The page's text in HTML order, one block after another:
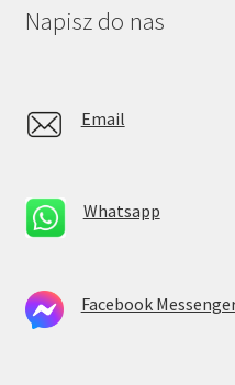
Napisz do nas
Email
Whatsapp
Facebook